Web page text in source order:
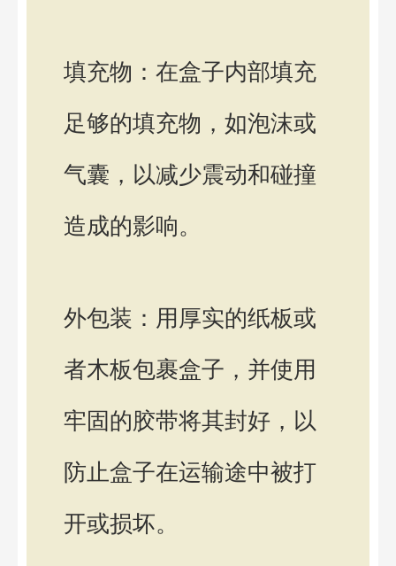
填充物：在盒子内部填充
足够的填充物，如泡沫或
气囊，以减少震动和碰撞
造成的影响。
外包装：用厚实的纸板或
者木板包裹盒子，并使用
牢固的胶带将其封好，以
防止盒子在运输途中被打
开或损坏。